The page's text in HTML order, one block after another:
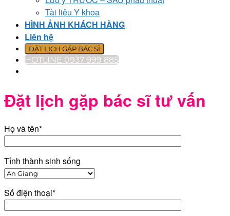
Tài liệu Y khoa
HÌNH ẢNH KHÁCH HÀNG
Liên hệ
ĐẶT LỊCH GẶP BÁC SĨ
HOTLINE 0937 999 885
Đặt lịch gặp bác sĩ tư vấn
Họ và tên*
Tỉnh thành sinh sống
Số điện thoại*